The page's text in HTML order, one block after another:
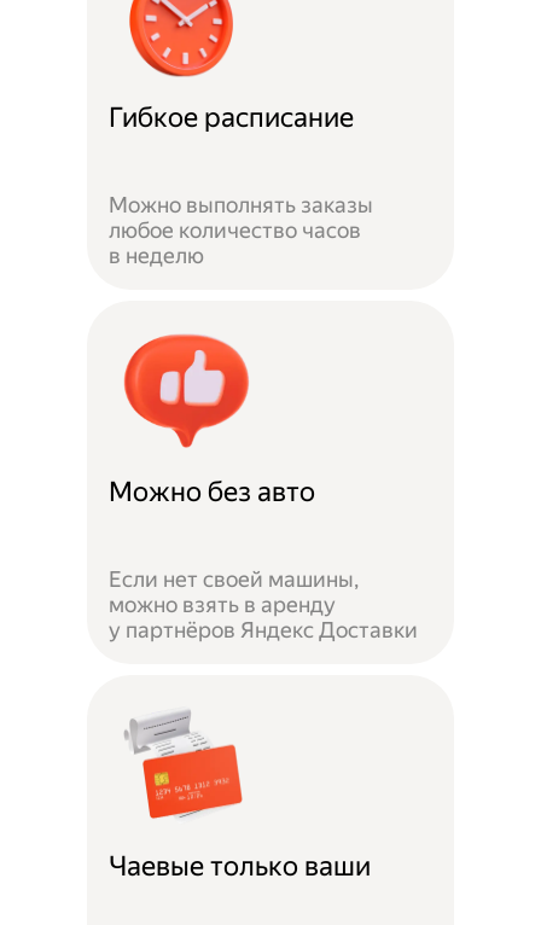
Гибкое расписание
Можно выполнять заказы
любое количество часов
в неделю
Можно без авто
Если нет своей машины,
можно взять в аренду
у партнёров Яндекс Доставки
Чаевые только ваши